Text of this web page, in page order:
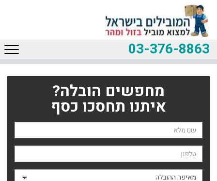
03-376-8863
מחפשים הובלה?
איתנו תחסכו כסף
שם השולח
טלפון
מאיפה ההובלה